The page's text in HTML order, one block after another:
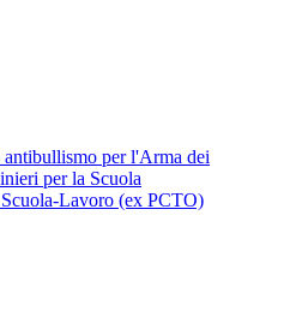
per l'Arma dei
per la Scuola
Lavoro (ex PCTO)